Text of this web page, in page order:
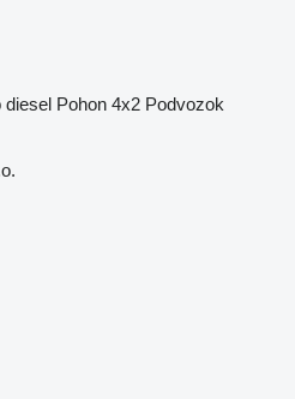
diesel Pohon 4x2 Podvozok